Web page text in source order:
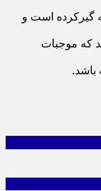
گیرکرده است و
خارج کردند که موجبات